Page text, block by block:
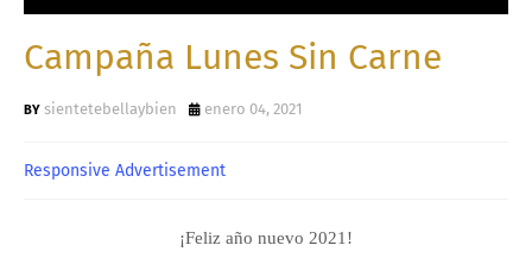
Campaña Lunes Sin Carne
sientetebellaybien enero 04, 2021
Responsive Advertisement
¡Feliz año nuevo 2021!